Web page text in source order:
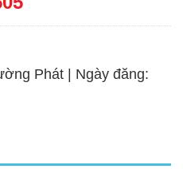
Phát | Ngày đăng: